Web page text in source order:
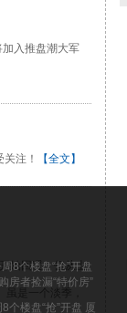
入推盘潮大军
注！ 【全文】
始回暖，但从上
是一个淡季，
8个楼盘“抢”开盘 厦